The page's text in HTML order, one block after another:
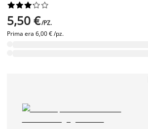






5,50 €/PZ.
Prima era 6,00 € /pz.